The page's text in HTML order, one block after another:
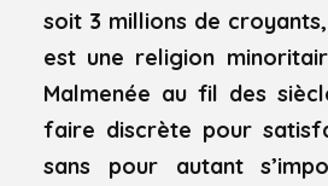
soit 3 millions de
est une religion
Malmenée au fil des
faire discrète pour
sans pour autant